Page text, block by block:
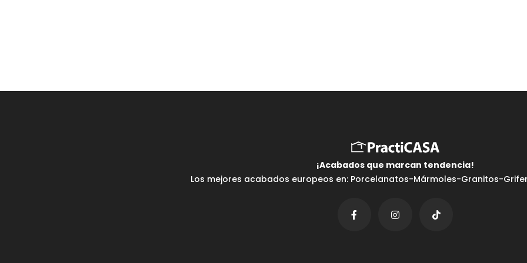
¡Acabados que marcan tendencia⁣!
Los mejores acabados europeos en: Porcelanatos-Mármoles-Granitos-